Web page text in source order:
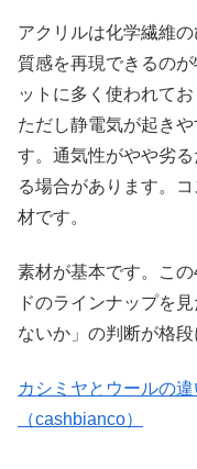
アクリルは化学繊維
質感を再現できるの
ットに多く使われて
ただし静電気が起き
す。通気性がやや劣
る場合があります。
材です。
素材が基本です。こ
ドのラインナップを
ないか」の判断が格段
カシミヤとウールの
（cashbianco）